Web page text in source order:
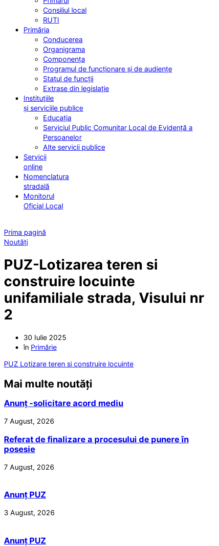
Consiliul local
RUTI
Primăria
Conducerea
Organigrama
Componența
Programul de funcționare și de audiențe
Statul de funcții
Extrase din legislație
Instituțiile
și serviciile publice
Educația
Serviciul Public Comunitar Local de Evidență a
Persoanelor
Alte servicii publice
Servicii
online
Nomenclatura
stradală
Monitorul
Oficial Local
Prima pagină
Noutăți
PUZ-Lotizarea teren si
construire locuinte
unifamiliale strada, Visului nr
2
30 Iulie 2025
în Primărie
PUZ Lotizare teren si construire locuinte
Mai multe noutăți
Anunț -solicitare acord mediu
7 August, 2026
Referat de finalizare a procesului de punere în
posesie
7 August, 2026
Anunț PUZ
3 August, 2026
Anunț PUZ